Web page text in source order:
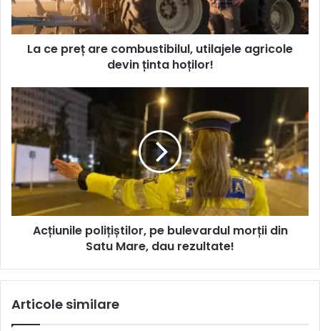
La ce preț are combustibilul, utilajele agricole
devin ținta hoților!
Acțiunile polițiștilor, pe bulevardul morții din
Satu Mare, dau rezultate!
Articole similare